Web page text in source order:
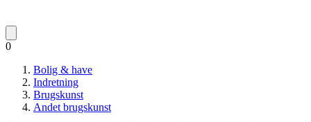
0
Bolig & have
Indretning
Brugskunst
Andet brugskunst